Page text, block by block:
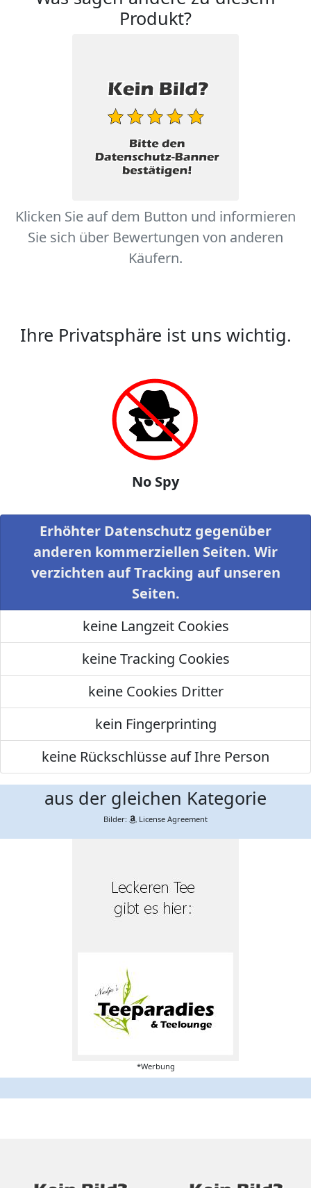
Produkt?
Klicken Sie auf dem Button und informieren
Sie sich über Bewertungen von anderen
Käufern.
Ihre Privatsphäre ist uns wichtig.
No Spy
Erhöhter Datenschutz gegenüber
anderen kommerziellen Seiten. Wir
verzichten auf Tracking auf unseren
Seiten.
keine Langzeit Cookies
keine Tracking Cookies
keine Cookies Dritter
kein Fingerprinting
keine Rückschlüsse auf Ihre Person
aus der gleichen Kategorie
Bilder: License Agreement
*Werbung